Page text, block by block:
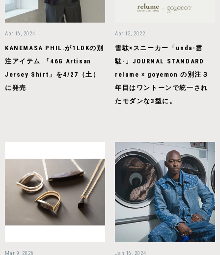
Apr 16, 2024
KANEMASA PHIL.が1LDKの別
注アイテム 「46G Artisan
Jersey Shirt」を4/27（土）
に発売
Apr 13, 2022
雪駄×スニーカー「unda-雲
駄-」JOURNAL STANDARD
relume × goyemon の別注３
年目はワントーンで統一され
たモダンな3型に。
Mar 9, 2026 Jan 16, 2024